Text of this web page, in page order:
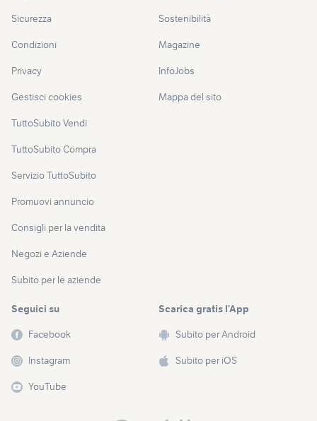
Sicurezza
Condizioni
Privacy
Gestisci cookies
TuttoSubito Vendi
TuttoSubito Compra
Servizio TuttoSubito
Promuovi annuncio
Consigli per la vendita
Negozi e Aziende
Subito per le aziende
Sostenibilità
Magazine
InfoJobs
Mappa del sito
Seguici su
Facebook
Instagram
YouTube
Scarica gratis l’App
Subito per Android
Subito per iOS